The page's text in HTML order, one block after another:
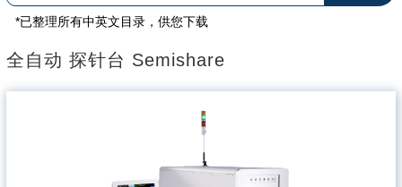
*已整理所有中英文目录，供您下载
全自动 探针台 Semishare